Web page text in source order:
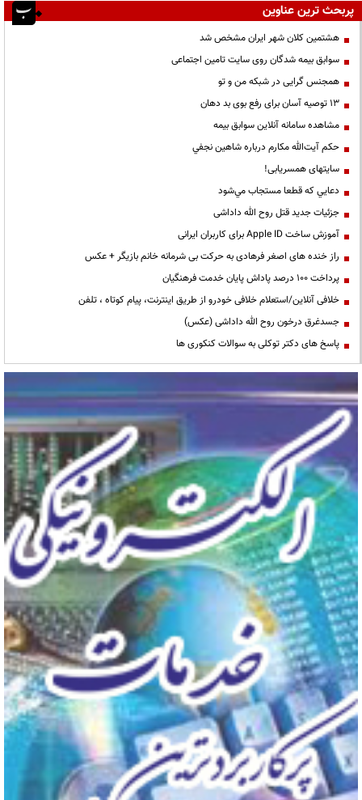
پربحث ترین عناوین
هشتمین کلان شهر ایران مشخص شد
سوابق بیمه شدگان روی سایت تامین اجتماعی
همجنس گرایی در شبکه من و تو
13 توصیه آسان برای رفع بوی بد دهان
مشاهده سامانه آنلاين سوابق بیمه
حكم آيت‌الله مكارم درباره شاهين نجفي
سایتهای همسریابی!
دعايي كه قطعا مستجاب مي‌شود
جزئیات جدید قتل روح الله داداشی
آموزش ساخت Apple ID برای کاربران ایرانی
راز خنده های اصغر فرهادی به حرکت بی شرمانه خانم بازیگر + عکس
پرداخت ۱۰۰ درصد پاداش پایان خدمت فرهنگیان
خلافی آنلاین/استعلام خلافی خودرو از طریق اینترنت، پیام کوتاه ، تلفن
جسدغرق درخون روح الله داداشی (عکس)
پاسخ های دکتر توکلی به سوالات کنکوری ها